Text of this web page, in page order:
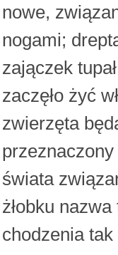
nowe,
nogami;
zajączek
zaczęło żyć
zwierzęta
świata
żłobku
chodzenia tak